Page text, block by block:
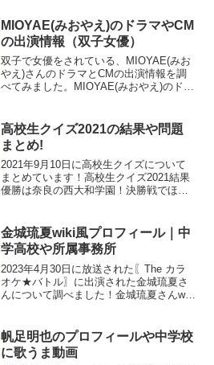
地まとめ【美少年】裸の少年修学旅行１
日目...
MIOYAE(みおやえ)のドラマやCM
の出演情報（双子女優）
双子で女優をされている、MIOYAE(みお
やえ)さんのドラマとCMの出演情報を調
べてみました。MIOYAE(みおやえ)のドラ
続ドラマ「小公女セイラ」（レギュラ
ー：...
高校生クイズ2021の結果や問題
まとめ!
2021年9月10日に高校生クイズについて
まとめています！高校生クイズ2021結果
優勝は奈良の西大和学園！決勝戦でほぼ
今回は未来を切り開くソウゾウ（想像×創
造）脳が必要だ...
金城琉夏wiki風プロフィール｜中
学高校や所属事務所
2023年4月30日に放送された〖The カラ
オケ★バトル〗に出演された金城琉夏さ
んについて調べました！金城琉夏さんwiki
身 沖縄金城琉夏さんの中学や高校はど
こ...
帆足明也のプロフィールや中学校
に歌うま動画